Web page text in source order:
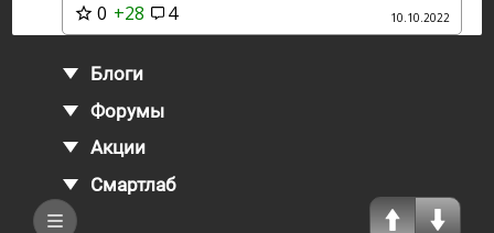
10.10.2022
0 +28 4
Блоги
Форумы
Акции
Смартлаб